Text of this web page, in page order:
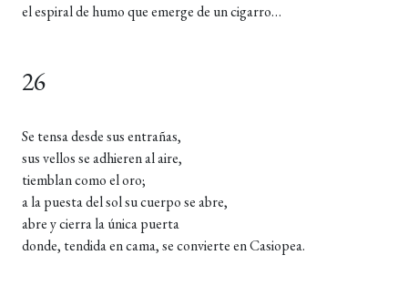
el espiral de humo que emerge de un cigarro…
26
Se tensa desde sus entrañas,
sus vellos se adhieren al aire,
tiemblan como el oro;
a la puesta del sol su cuerpo se abre,
abre y cierra la única puerta
donde, tendida en cama, se convierte en Casiopea.